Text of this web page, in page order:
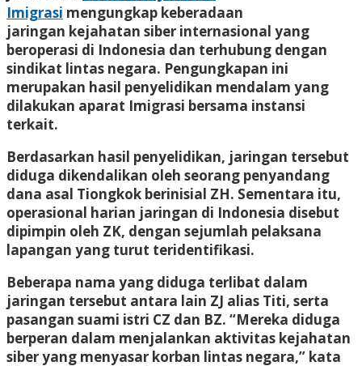
Imigrasi mengungkap keberadaan
jaringan kejahatan siber internasional yang
beroperasi di Indonesia dan terhubung dengan
sindikat lintas negara. Pengungkapan ini
merupakan hasil penyelidikan mendalam yang
dilakukan aparat Imigrasi bersama instansi
terkait.
Berdasarkan hasil penyelidikan, jaringan tersebut
diduga dikendalikan oleh seorang penyandang
dana asal Tiongkok berinisial ZH. Sementara itu,
operasional harian jaringan di Indonesia disebut
dipimpin oleh ZK, dengan sejumlah pelaksana
lapangan yang turut teridentifikasi.
Beberapa nama yang diduga terlibat dalam
jaringan tersebut antara lain ZJ alias Titi, serta
pasangan suami istri CZ dan BZ. “Mereka diduga
berperan dalam menjalankan aktivitas kejahatan
siber yang menyasar korban lintas negara,” kata